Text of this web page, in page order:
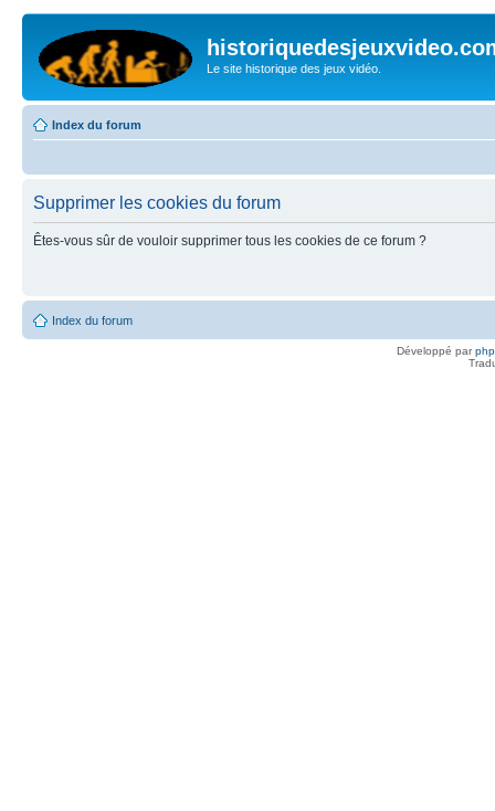
Le site historique des jeux vidéo.
Index du forum
Supprimer les cookies du forum
Êtes-vous sûr de vouloir supprimer tous les cookies de ce forum ?
Index du forum
Développé par